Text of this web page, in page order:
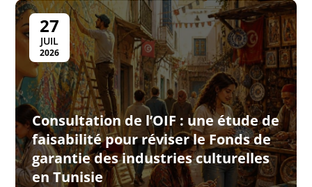
27
JUIL
2026
Consultation de l’OIF : une étude de
faisabilité pour réviser le Fonds de
garantie des industries culturelles
en Tunisie